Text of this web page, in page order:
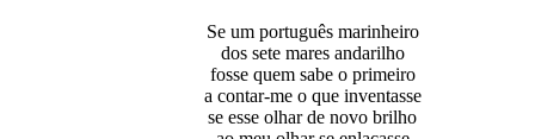
Se um português marinheiro
dos sete mares andarilho
fosse quem sabe o primeiro
a contar-me o que inventasse
se esse olhar de novo brilho